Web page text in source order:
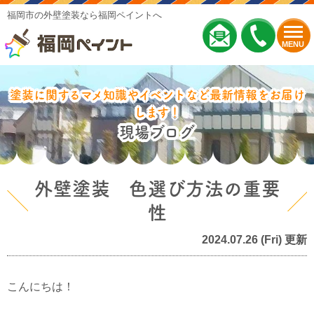
MENU
福岡市の外壁塗装なら福岡ペイントへ
塗装に関するマメ知識やイベントなど最新情報をお届け
します！
現場ブログ
外壁塗装 色選び方法の重要
性
2024.07.26 (Fri) 更新
こんにちは！